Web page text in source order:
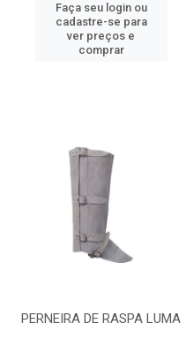
Faça seu login ou
cadastre-se para
ver preços e
comprar
PERNEIRA DE RASPA LUMA